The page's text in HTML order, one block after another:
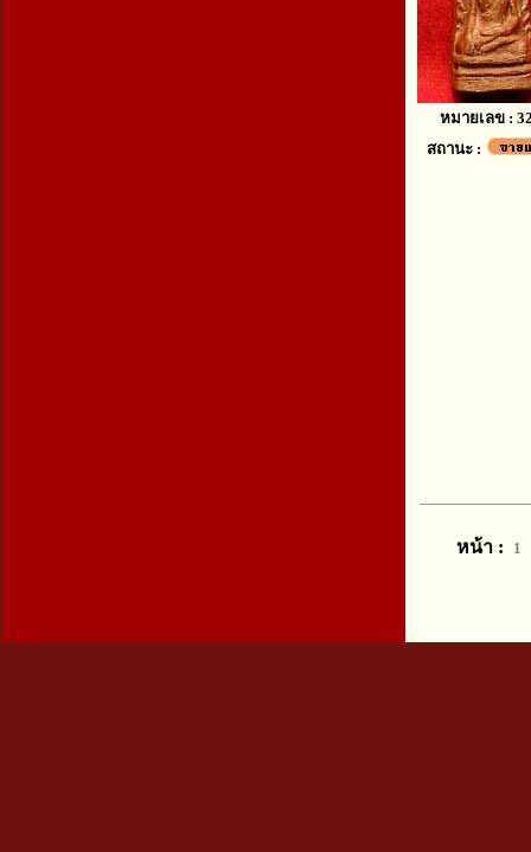
หมายเลข :
สถานะ :
หน้า : 1